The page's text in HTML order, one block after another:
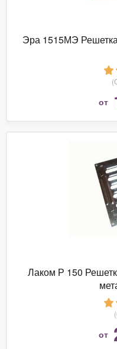
Эра 1515МЭ
от
Лаком Р 150
от